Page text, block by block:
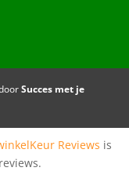
Succes met je
Reviews is